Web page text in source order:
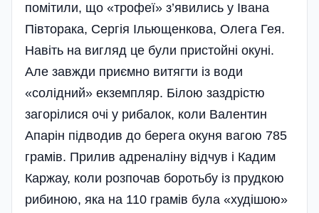
помітили, що «трофеї» з’явились у Івана
Півторака, Сергія Ільющенкова, Олега Гея.
Навіть на вигляд це були пристойні окуні.
Але завжди приємно витягти із води
«солідний» екземпляр. Білою заздрістю
загорілися очі у рибалок, коли Валентин
Апарін підводив до берега окуня вагою 785
грамів. Прилив адреналіну відчув і Кадим
Каржау, коли розпочав боротьбу із прудкою
рибиною, яка на 110 грамів була «худішою»